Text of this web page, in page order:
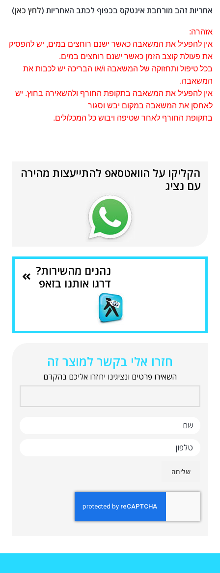
אחריות זהב מורחבת אינטקס בכפוף לכתב האחריות (לחץ כאן)
אזהרה:
אין להפעיל את המשאבה כאשר ישנם רוחצים במים, יש להפסיק
את פעולת קוצב הזמן כאשר ישנם רוחצים במים.
בכל טיפול ותחזוקה של המשאבה ו/או הבריכה יש לכבות את
המשאבה.
אין להפעיל את המשאבה בתקופת החורף ולהשאירה בחוץ. יש
לאחסן את המשאבה במקום יבש וסגור
בתקופת החורף לאחר שטיפה ויבוש כל המכלולים.
הקליקו על הוואטסאפ להתייעצות מהירה
עם נציג
נהנים מהשירות?
דרגו אותנו בזאפ
חזרו אלי בקשר למוצר זה
השאירו פרטים ונציגינו יחזרו אליכם בהקדם